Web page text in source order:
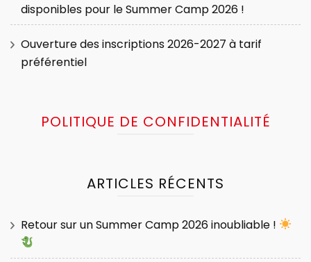
disponibles pour le Summer Camp 2026 !
Ouverture des inscriptions 2026-2027 à tarif
préférentiel
POLITIQUE DE CONFIDENTIALITÉ
ARTICLES RÉCENTS
Retour sur un Summer Camp 2026 inoubliable !